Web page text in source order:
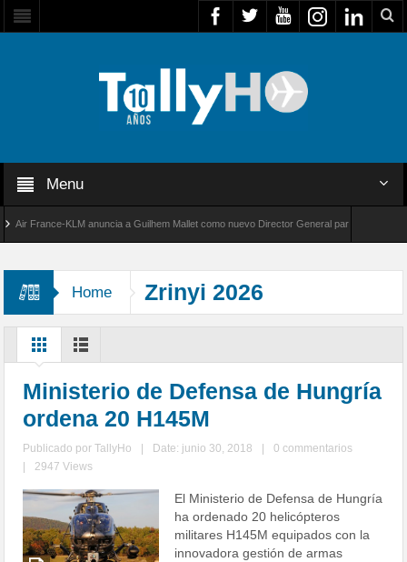
Menu
France-KLM anuncia a Guilhem Mallet como nuevo Director General para América Latina
Home Zrinyi 2026
Ministerio de Defensa de Hungría
ordena 20 H145M
Publicado porTallyHo Date: junio 30, 2018
0 commentarios
2947 Views
El Ministerio de Defensa de Hungría
ha ordenado 20 helicópteros
militares H145M equipados con la
innovadora gestión de armas